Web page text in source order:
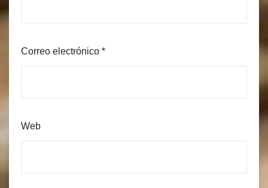
Correo electrónico *
Web